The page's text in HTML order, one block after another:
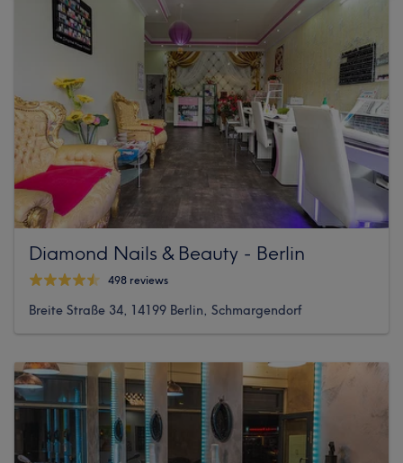
Diamond Nails & Beauty - Berlin
498 reviews
Breite Straße 34, 14199 Berlin, Schmargendorf